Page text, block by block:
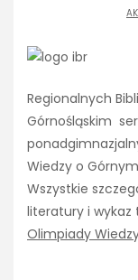
Regionalnych
Górnośląskim
Wiedzy o
Wszystkie
literatury i
Olimpiady